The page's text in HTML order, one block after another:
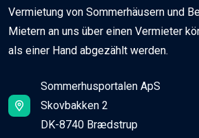
Vermietung von Sommerhäusern und
Mietern an uns über einen Vermieter
als einer Hand abgezählt werden.
Sommerhusportalen ApS
Skovbakken 2
DK-8740 Brædstrup